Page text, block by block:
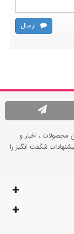
ارسال
محصولات ، اخبار و
شگفت انگیز را